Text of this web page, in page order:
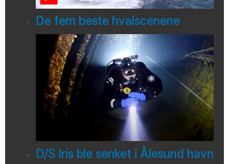
De fem beste hvalscenene
D/S Iris ble senket i Ålesund havn